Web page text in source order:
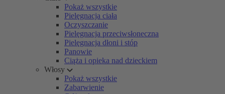
Pokaż wszystkie
Pielęgnacja ciała
Oczyszczanie
Pielęgnacja przeciwsłoneczna
Pielęgnacja dłoni i stóp
Panowie
Ciąża i opieka nad dzieckiem
Włosy
Pokaż wszystkie
Zabarwienie